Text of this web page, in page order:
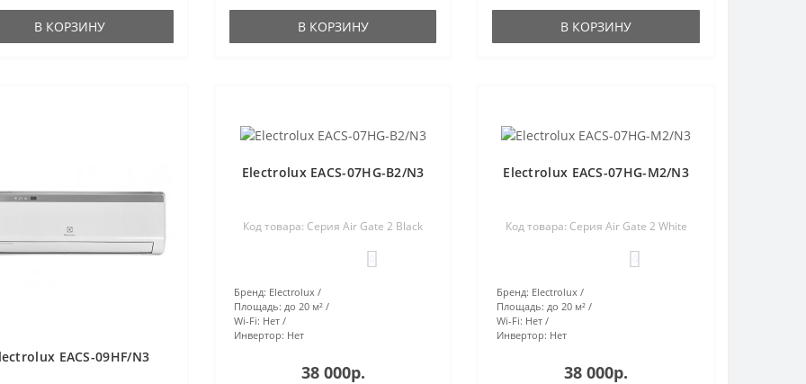
В КОРЗИНУ В КОРЗИНУ В КОРЗИНУ
EACS-09HF/N3
Electrolux EACS-07HG-B2/N3
Код товара: Серия Air Gate 2 Black
Бренд: Electrolux
Площадь: до 20 м²
Wi-Fi: Нет
Инвертор: Нет
38 000р.
Electrolux EACS-07HG-M2/N3
Код товара: Серия Air Gate 2 White
Бренд: Electrolux
Площадь: до 20 м²
Wi-Fi: Нет
Инвертор: Нет
38 000р.